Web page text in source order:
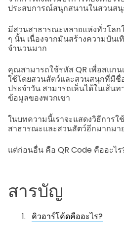
ประสบการณ์สนุกสนานในสวนส
มีสวนสาธารณะหลายแห่งทั่วโลก
ๆ นั้น เนื่องจากมันสร้างความบันเ
จำนวนมาก
คุณสามารถใช้รหัส QR เพื่อสแก
ใช้โดยสวนสัตว์และสวนสนุกที่มีชื่
ประจำวัน สามารถเห็นได้ในเส้นท
ข้อมูลของพวกเขา
ในบทความนี้เราจะแสดงวิธีการใ
สาธารณะและสวนสัตว์อีกมากมา
แต่ก่อนอื่น คือ QR Code คืออะไร
สารบัญ
คิวอาร์โค้ดคืออะไร?